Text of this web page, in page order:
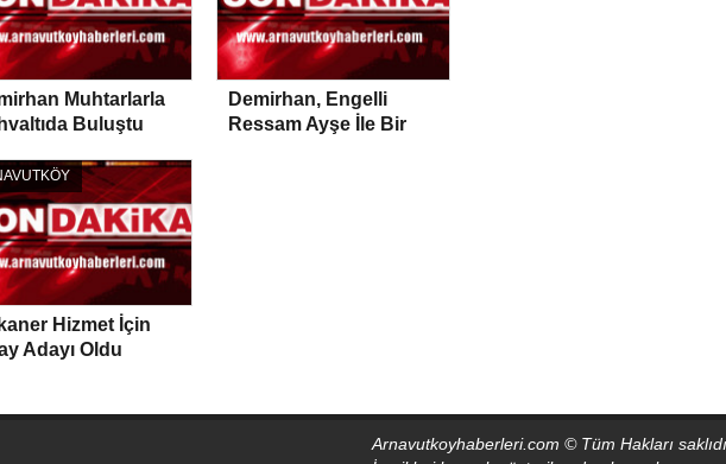
Muhtarlarla
Buluştu
Demirhan, Engelli
Ressam Ayşe İle Bir
Hizmet İçin
Adayı Oldu
Arnavutkoyhaberleri.com © Tüm Hakları